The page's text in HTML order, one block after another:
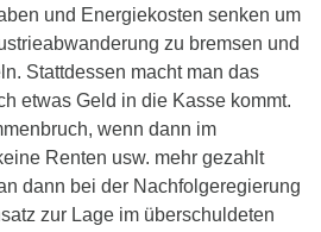
und Energiekosten senken um
zu bremsen und
Stattdessen macht man das
etwas Geld in die Kasse kommt.
wenn dann im
Renten usw. mehr gezahlt
dann bei der Nachfolgeregierung
zur Lage im überschuldeten